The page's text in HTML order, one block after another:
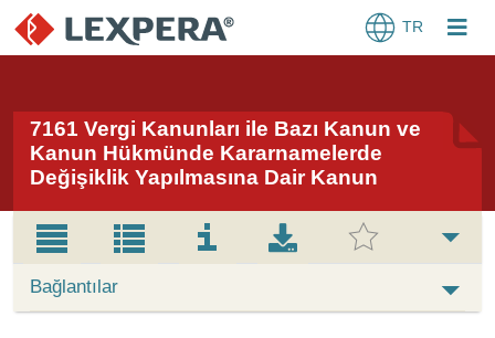
TR
7161 Vergi Kanunları ile Bazı Kanun ve
Kanun Hükmünde Kararnamelerde
Değişiklik Yapılmasına Dair Kanun
Bağlantılar